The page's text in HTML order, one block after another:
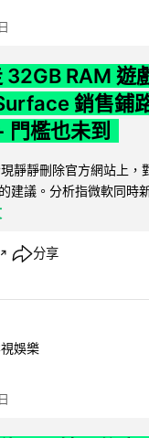
32GB RAM 遊
銷售鋪
檻也未到
靜靜刪除官方網站上，
建議。分析指微軟同時
↗ 分享
娛樂